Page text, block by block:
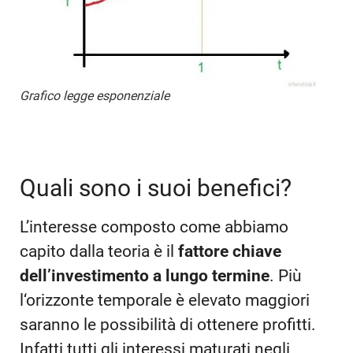
Grafico legge esponenziale
Quali sono i suoi benefici?
L’interesse composto come abbiamo
capito dalla teoria è il fattore chiave
dell’investimento a lungo termine. Più
l‘orizzonte temporale è elevato maggiori
saranno le possibilità di ottenere profitti.